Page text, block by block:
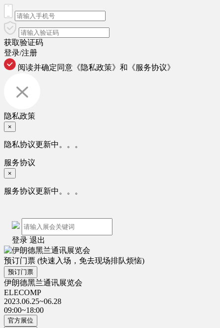
获取验证码
登录/注册
阅读并确定同意 《隐私政策》 和 《服务协议》
隐私政策
×
隐私协议更新中。。。
服务协议
×
服务协议更新中。。。
登录 退出
预订门票 (快速入场，免去现场排队烦恼)
预订门票
伊朗德黑兰通讯展览会
ELECOMP
2023.06.25~06.28
09:00~18:00
官方展位